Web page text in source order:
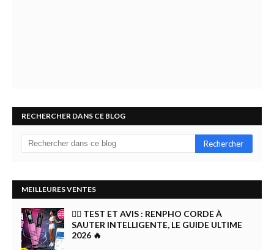
RECHERCHER DANS CE BLOG
MEILLEURES VENTES
🏋️‍♀️ TEST ET AVIS : RENPHO CORDE À
SAUTER INTELLIGENTE, LE GUIDE ULTIME
2026 🔥